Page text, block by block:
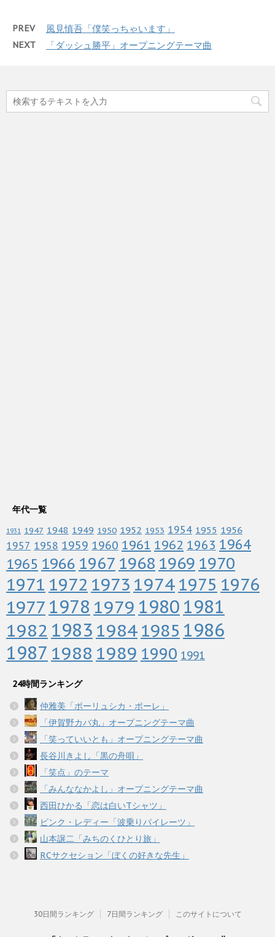
PREV 風見慎吾「僕笑っちゃいます」
NEXT 「ダッシュ勝平」オープニングテーマ曲
年代一覧
1931 1947 1948 1949 1950 1952 1953 1954 1955 1956
1957 1958 1959 1960 1961 1962 1963 1964
1965 1966 1967 1968 1969 1970
1971 1972 1973 1974 1975 1976
1977 1978 1979 1980 1981
1982 1983 19841985 1986
1987 1988 1989 1990 1991
24時間ランキング
仲雅美「ポーリュシカ・ポーレ」
「伊賀野カバ丸」オープニングテーマ曲
「笑っていいとも」オープニングテーマ曲
長谷川きよし「黒の舟唄」
「笑点」のテーマ
「みんななかよし」オープニングテーマ曲
西田ひかる「恋は白いTシャツ」
ピンク・レディー「波乗りパイレーツ」
山本譲二「みちのくひとり旅」
RCサクセション「ぼくの好きな先生」
30日間ランキング 7日間ランキング このサイトについて